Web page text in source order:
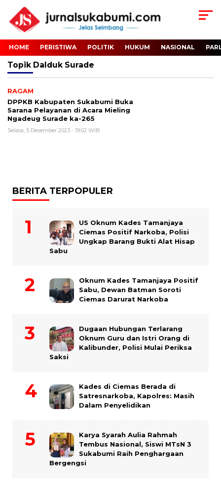
HOME PERISTIWA POLITIK HUKUM NASIONAL
Topik Dalduk Surade
RAGAM
DPPKB Kabupaten Sukabumi Buka
Sarana Pelayanan di Acara Mieling
Ngadeug Surade ka-265
Selasa, 5 Desember 2023 - 19:02 WIB
BERITA TERPOPULER
US Oknum Kades Tamanjaya
Ciemas Positif Narkoba, Polisi
Ungkap Barang Bukti Alat Hisap
Sabu
Oknum Kades Tamanjaya Positif
Sabu, Dewan Batman Soroti
Ciemas Darurat Narkoba
Dugaan Hubungan Terlarang
Oknum Guru dan Istri Orang di
Kalibunder, Polisi Mulai Periksa
Saksi
Kades di Ciemas Berada di
Satresnarkoba, Kapolres: Masih
Dalam Penyelidikan
Karya Syarah Aulia Rahmah
Tembus Nasional, Siswi MTsN 3
Sukabumi Raih Penghargaan
Bergengsi